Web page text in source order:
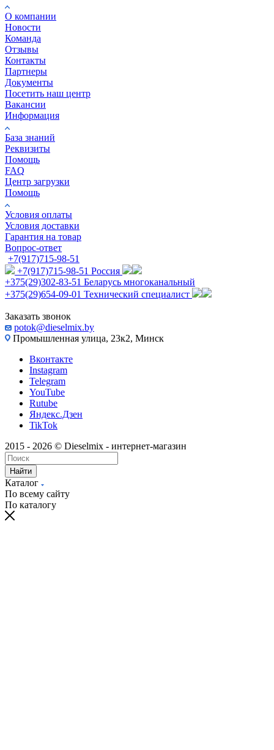
О компании
Новости
Команда
Отзывы
Контакты
Партнеры
Документы
Посетить наш центр
Вакансии
Информация
База знаний
Реквизиты
Помощь
FAQ
Центр загрузки
Помощь
Условия оплаты
Условия доставки
Гарантия на товар
Вопрос-ответ
+7(917)715-98-51
+7(917)715-98-51 Россия
+375(29)302-83-51 Беларусь многоканальный
+375(29)654-09-01 Технический специалист
Заказать звонок
potok@dieselmix.by
Промышленная улица, 23к2, Минск
Вконтакте
Instagram
Telegram
YouTube
Rutube
Яндекс.Дзен
TikTok
2015 - 2026 © Dieselmix - интернет-магазин
Найти
Каталог
По всему сайту
По каталогу